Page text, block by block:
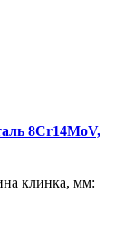
8Cr14MoV,
клинка, мм: